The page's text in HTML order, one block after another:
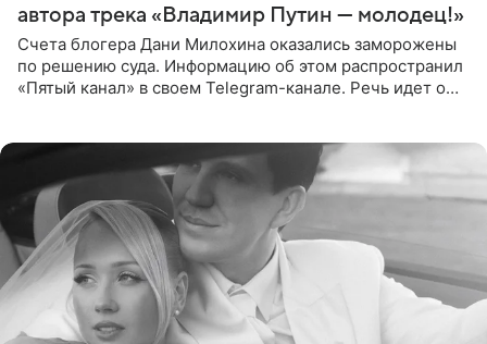
автора трека «Владимир Путин — молодец!»
Счета блогера Дани Милохина оказались заморожены
по решению суда. Информацию об этом распространил
«Пятый канал» в своем Telegram-канале. Речь идет о